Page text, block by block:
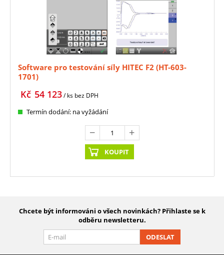
Software pro testování síly HITEC F2 (HT-603-
1701)
54 123
Kč / ks bez DPH
Termín dodání: na vyžádání
KOUPIT
Chcete být informováni o všech novinkách? Přihlaste se k
odběru newsletteru.
ODESLAT